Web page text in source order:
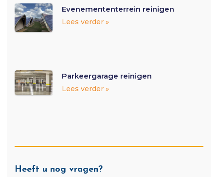
Evenemententerrein reinigen
Lees verder »
Parkeergarage reinigen
Lees verder »
Heeft u nog vragen?